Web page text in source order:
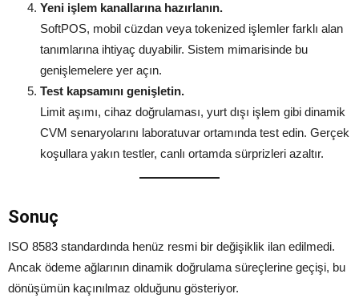
Yeni işlem kanallarına hazırlanın.
SoftPOS, mobil cüzdan veya tokenized işlemler farklı alan
tanımlarına ihtiyaç duyabilir. Sistem mimarisinde bu
genişlemelere yer açın.
Test kapsamını genişletin.
Limit aşımı, cihaz doğrulaması, yurt dışı işlem gibi dinamik
CVM senaryolarını laboratuvar ortamında test edin. Gerçek
koşullara yakın testler, canlı ortamda sürprizleri azaltır.
Sonuç
ISO 8583 standardında henüz resmi bir değişiklik ilan edilmedi.
Ancak ödeme ağlarının dinamik doğrulama süreçlerine geçişi, bu
dönüşümün kaçınılmaz olduğunu gösteriyor.